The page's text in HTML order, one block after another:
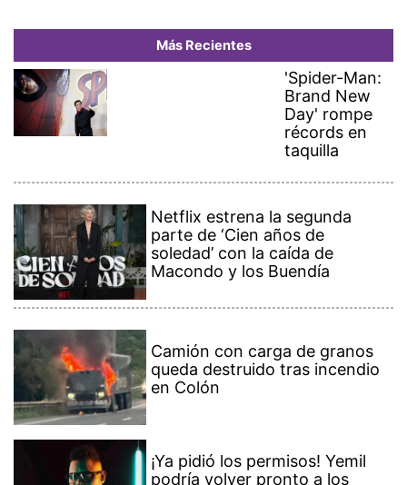
Más Recientes
'Spider-Man:
Brand New
Day' rompe
récords en
taquilla
Netflix estrena la segunda
parte de ‘Cien años de
soledad’ con la caída de
Macondo y los Buendía
Camión con carga de granos
queda destruido tras incendio
en Colón
¡Ya pidió los permisos! Yemil
podría volver pronto a los